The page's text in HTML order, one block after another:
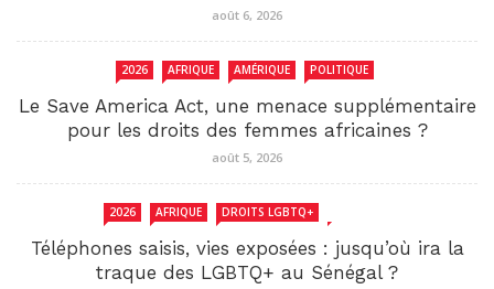
août 6, 2026
2026 AFRIQUE AMÉRIQUE POLITIQUE
Le Save America Act, une menace supplémentaire
pour les droits des femmes africaines ?
août 5, 2026
2026 AFRIQUE DROITS LGBTQ+
Téléphones saisis, vies exposées : jusqu’où ira la
traque des LGBTQ+ au Sénégal ?